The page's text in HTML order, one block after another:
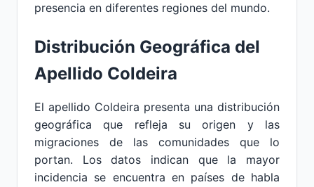
presencia en diferentes regiones del mundo.
Distribución Geográfica del
Apellido Coldeira
El apellido Coldeira presenta una distribución
geográfica que refleja su origen y las
migraciones de las comunidades que lo
portan. Los datos indican que la mayor
incidencia se encuentra en países de habla